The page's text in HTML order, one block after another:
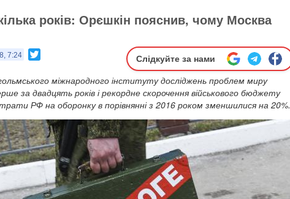
років: Орєшкін пояснив, чому Москва
7:24 Слідкуйте за нами
міжнародного інституту досліджень проблем миру
за двадцять років і рекордне скорочення військового бюджету
РФ на оборонку в порівнянні з 2016 роком зменшилися на 20%.